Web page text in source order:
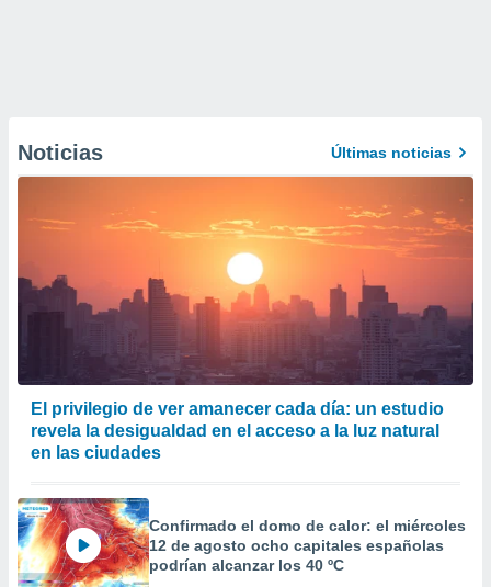
Noticias Últimas noticias
El privilegio de ver amanecer cada día: un estudio
revela la desigualdad en el acceso a la luz natural
en las ciudades
Confirmado el domo de calor: el miércoles
12 de agosto ocho capitales españolas
podrían alcanzar los 40 ºC